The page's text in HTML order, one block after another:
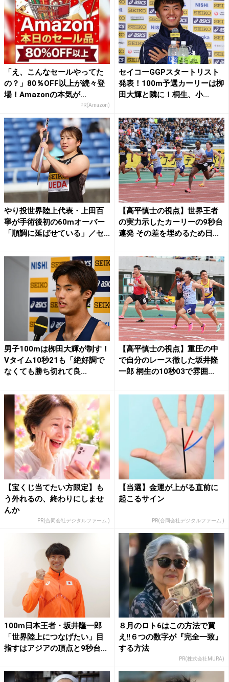
「え、こんなセールやってた
の？」80％OFF以上が続々登
場！Amazonの本気が...
PR(Amazon)
セイコーGGPスタートリスト
発表！100m予選カーリーは栁
田大輝と隣に！桐生、小...
やり投世界陸上代表・上田百
寧が手術後初の60mオーバー
「順調に延ばせている」／セ...
【高平慎士の視点】世界王者
の実力示したカーリーの9秒台
連発 その差を埋めるため日...
男子100mは栁田大輝が制す！
Vタイム10秒21も「絶好調で
なくても勝ち切れて良...
【高平慎士の視点】重圧の中
で自分のレース徹した坂井隆
一郎 桐生の10秒03で雰囲...
【宝くじ当てたい方限定】も
う外れるの、終わりにしませ
んか
PR(合同会社デジタルファーム )
【当選】金運が上がる直前に
起こるサイン
PR(合同会社デジタルファーム )
100m日本王者・坂井隆一郎
「世界陸上につなげたい」目
指すはアジアの頂点と9秒台...
８月のロト6はこの方法で買
え!!６つの数字が『完全一致』
する方法
PR(株式会社MURA)